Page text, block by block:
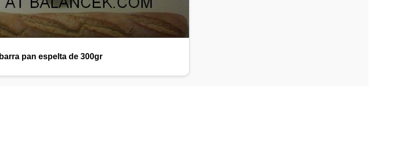
barra pan espelta de 300gr